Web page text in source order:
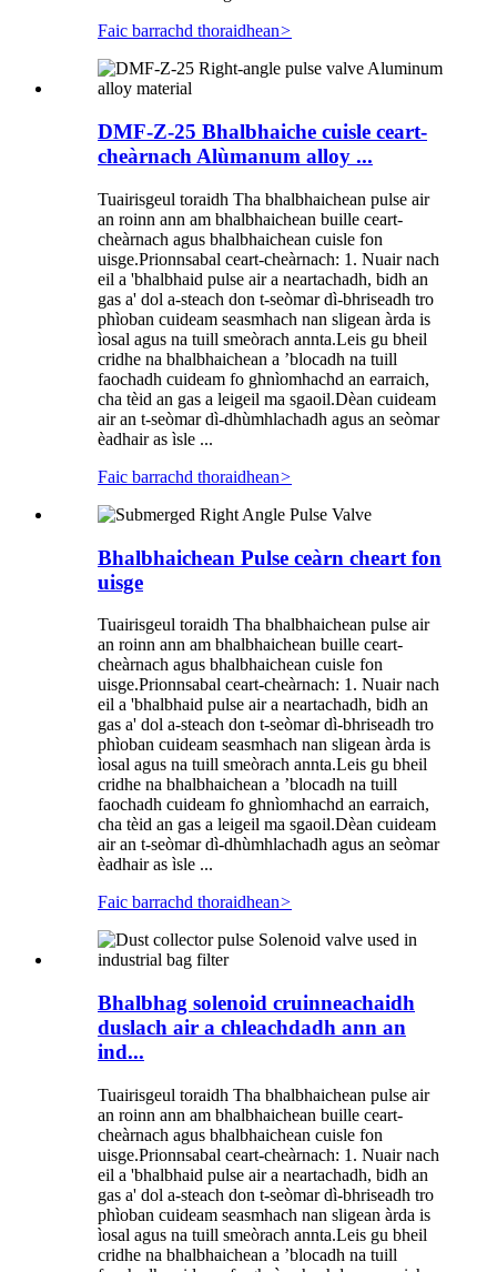
Faic barrachd thoraidhean>
DMF-Z-25 Bhalbhaiche cuisle ceart-
cheàrnach Alùmanum alloy ...
Tuairisgeul toraidh Tha bhalbhaichean pulse air
an roinn ann am bhalbhaichean buille ceart-
cheàrnach agus bhalbhaichean cuisle fon
uisge.Prionnsabal ceart-cheàrnach: 1. Nuair nach
eil a 'bhalbhaid pulse air a neartachadh, bidh an
gas a' dol a-steach don t-seòmar dì-bhriseadh tro
phìoban cuideam seasmhach nan sligean àrda is
ìosal agus na tuill smeòrach annta.Leis gu bheil
cridhe na bhalbhaichean a ’blocadh na tuill
faochadh cuideam fo ghnìomhachd an earraich,
cha tèid an gas a leigeil ma sgaoil.Dèan cuideam
air an t-seòmar dì-dhùmhlachadh agus an seòmar
èadhair as ìsle ...
Faic barrachd thoraidhean>
Bhalbhaichean Pulse ceàrn cheart fon
uisge
Tuairisgeul toraidh Tha bhalbhaichean pulse air
an roinn ann am bhalbhaichean buille ceart-
cheàrnach agus bhalbhaichean cuisle fon
uisge.Prionnsabal ceart-cheàrnach: 1. Nuair nach
eil a 'bhalbhaid pulse air a neartachadh, bidh an
gas a' dol a-steach don t-seòmar dì-bhriseadh tro
phìoban cuideam seasmhach nan sligean àrda is
ìosal agus na tuill smeòrach annta.Leis gu bheil
cridhe na bhalbhaichean a ’blocadh na tuill
faochadh cuideam fo ghnìomhachd an earraich,
cha tèid an gas a leigeil ma sgaoil.Dèan cuideam
air an t-seòmar dì-dhùmhlachadh agus an seòmar
èadhair as ìsle ...
Faic barrachd thoraidhean>
Bhalbhag solenoid cruinneachaidh
duslach air a chleachdadh ann an
ind...
Tuairisgeul toraidh Tha bhalbhaichean pulse air
an roinn ann am bhalbhaichean buille ceart-
cheàrnach agus bhalbhaichean cuisle fon
uisge.Prionnsabal ceart-cheàrnach: 1. Nuair nach
eil a 'bhalbhaid pulse air a neartachadh, bidh an
gas a' dol a-steach don t-seòmar dì-bhriseadh tro
phìoban cuideam seasmhach nan sligean àrda is
ìosal agus na tuill smeòrach annta.Leis gu bheil
cridhe na bhalbhaichean a ’blocadh na tuill